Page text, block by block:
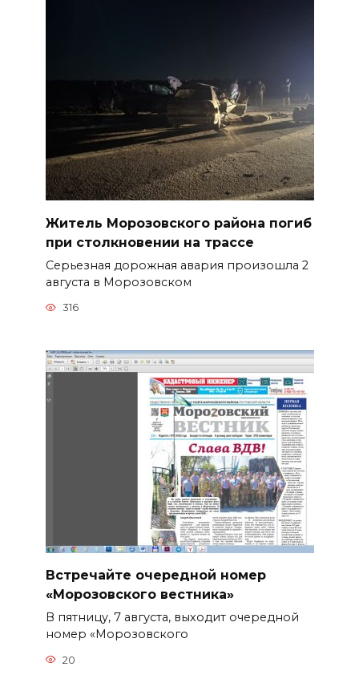
Житель Морозовского района погиб
при столкновении на трассе
Серьезная дорожная авария произошла 2
августа в Морозовском
316
Встречайте очередной номер
«Морозовского вестника»
В пятницу, 7 августа, выходит очередной
номер «Морозовского
20